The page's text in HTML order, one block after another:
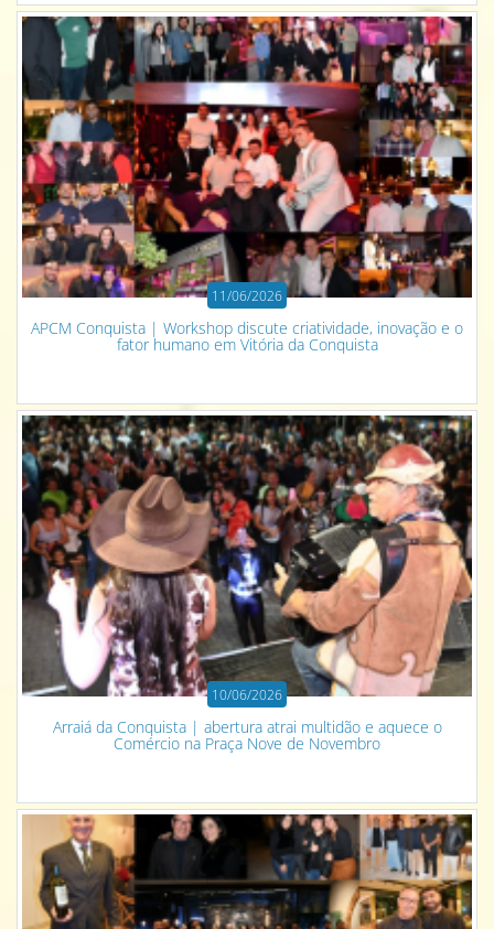
11/06/2026
APCM Conquista | Workshop discute criatividade, inovação e o
fator humano em Vitória da Conquista
10/06/2026
Arraiá da Conquista | abertura atrai multidão e aquece o
Comércio na Praça Nove de Novembro